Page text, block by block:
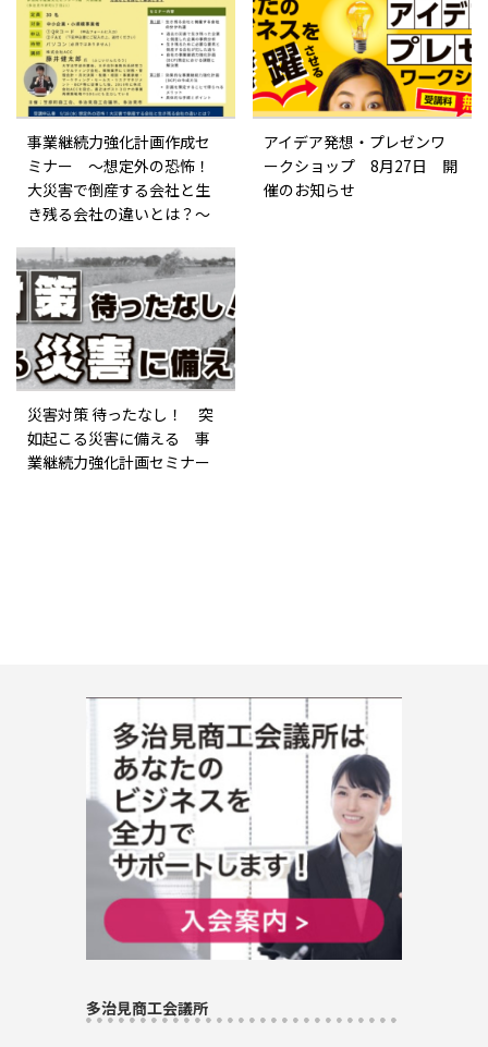
事業継続力強化計画作成セ
ミナー ～想定外の恐怖！
大災害で倒産する会社と生
き残る会社の違いとは？～
アイデア発想・プレゼンワ
ークショップ 8月27日 開
催のお知らせ
災害対策 待ったなし！ 突
如起こる災害に備える 事
業継続力強化計画セミナー
多治見商工会議所